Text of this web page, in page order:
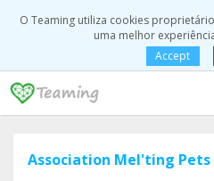
O Teaming utiliza cookies
uma melhor
Accept
Association Mel'ting Pets